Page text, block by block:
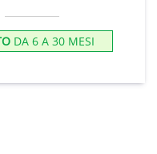
DA 6 A 30 MESI